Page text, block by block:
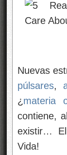
Nuevas
púlsares,
¿ materia
contiene,
existir… El
Vida!